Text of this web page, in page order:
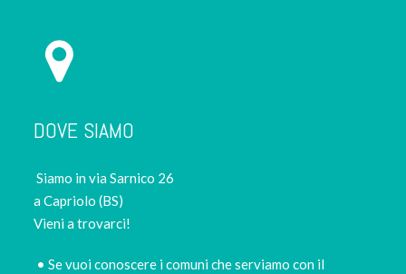
DOVE SIAMO
Siamo in via Sarnico 26
a Capriolo (BS)
Vieni a trovarci!
• Se vuoi conoscere i comuni che serviamo con il